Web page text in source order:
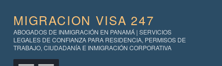
MIGRACION VISA 247
ABOGADOS DE INMIGRACIÓN EN PANAMÁ | SERVICIOS
LEGALES DE CONFIANZA PARA RESIDENCIA, PERMISOS DE
TRABAJO, CIUDADANÍA E INMIGRACIÓN CORPORATIVA